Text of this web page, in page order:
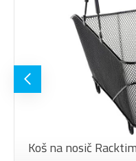
Koš na nosič